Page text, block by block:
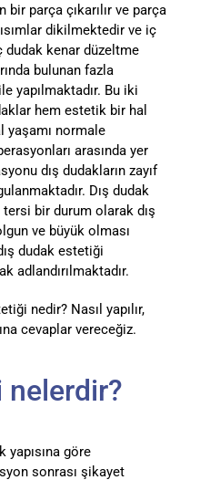
bir parça çıkarılır ve parça
dikilmektedir ve iç
dudak kenar düzeltme
bulunan fazla
yapılmaktadır. Bu iki
hem estetik bir hal
normale
arasında yer
dış dudakların zayıf
Dış dudak
bir durum olarak dış
ve büyük olması
dudak estetiği
adlandırılmaktadır.
nedir? Nasıl yapılır,
cevaplar vereceğiz.
göre
sonrası şikayet